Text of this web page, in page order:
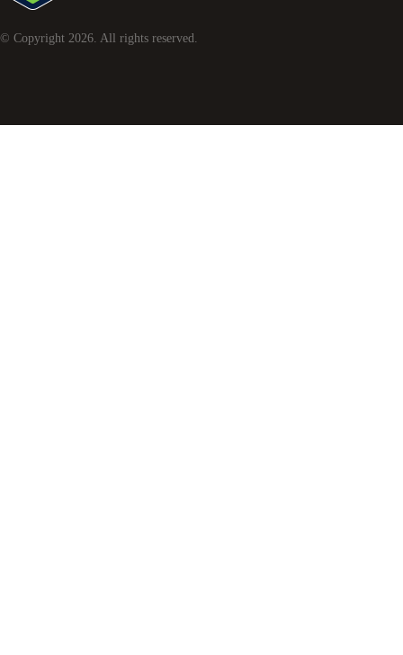
© Copyright 2026 . All rights reserved.